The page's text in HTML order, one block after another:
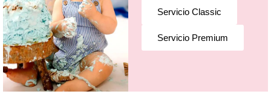
Servicio Classic
Servicio Premium